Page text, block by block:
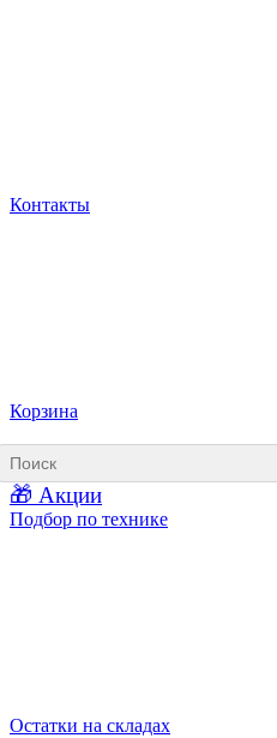
Контакты
Корзина
🎁 Акции
Подбор по технике
Остатки на складах